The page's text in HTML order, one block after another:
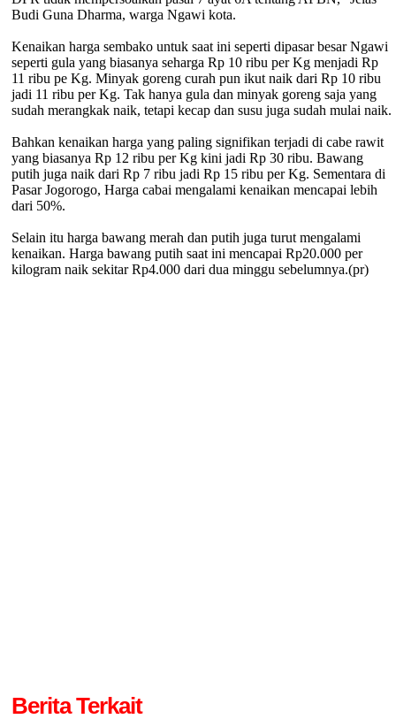
Budi Guna Dharma, warga Ngawi kota.
Kenaikan harga sembako untuk saat ini seperti dipasar besar Ngawi
seperti gula yang biasanya seharga Rp 10 ribu per Kg menjadi Rp
11 ribu pe Kg. Minyak goreng curah pun ikut naik dari Rp 10 ribu
jadi 11 ribu per Kg. Tak hanya gula dan minyak goreng saja yang
sudah merangkak naik, tetapi kecap dan susu juga sudah mulai naik.
Bahkan kenaikan harga yang paling signifikan terjadi di cabe rawit
yang biasanya Rp 12 ribu per Kg kini jadi Rp 30 ribu. Bawang
putih juga naik dari Rp 7 ribu jadi Rp 15 ribu per Kg. Sementara di
Pasar Jogorogo, Harga cabai mengalami kenaikan mencapai lebih
dari 50%.
Selain itu harga bawang merah dan putih juga turut mengalami
kenaikan. Harga bawang putih saat ini mencapai Rp20.000 per
kilogram naik sekitar Rp4.000 dari dua minggu sebelumnya.(pr)
Berita Terkait